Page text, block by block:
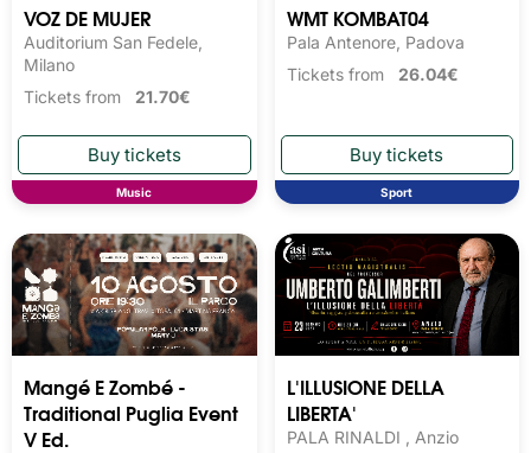
VOZ DE MUJER
Auditorium San Fedele,
Milano
Tickets from 21.70€
Music
WMT KOMBAT04
Pala Antenore, Padova
Tickets from 26.04€
Sport
Mangé E Zombé -
Traditional Puglia Event
V Ed.
L'ILLUSIONE DELLA
LIBERTA'
PALA RINALDI , Anzio